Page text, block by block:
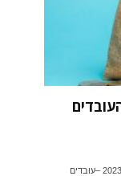
לפני חודש אושרו בכנסת התקנות לפיהן החל מחודש ספטמבר 2023 –עובדים